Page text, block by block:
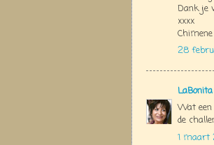
Dank je
xxxx
Chimene
28
LaBonita
Wat
de
1 maart